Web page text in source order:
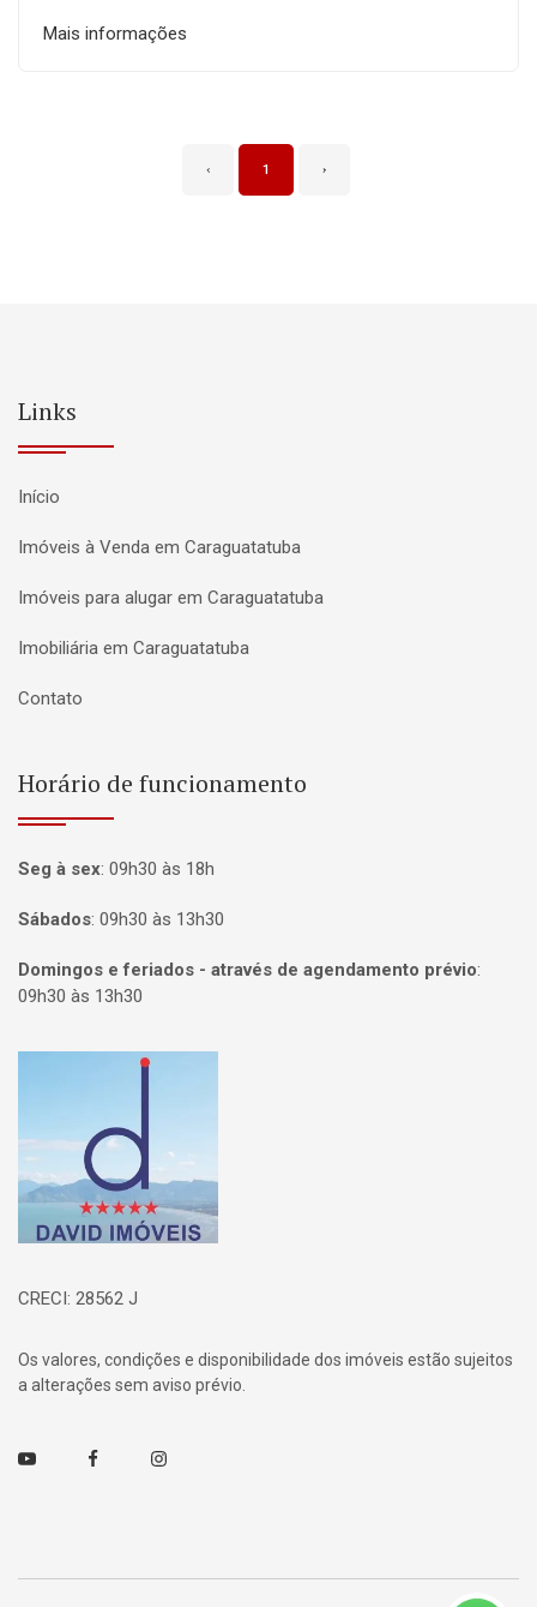
Mais informações
‹ 1 ›
Links
Início
Imóveis à Venda em Caraguatatuba
Imóveis para alugar em Caraguatatuba
Imobiliária em Caraguatatuba
Contato
Horário de funcionamento
Seg à sex: 09h30 às 18h
Sábados: 09h30 às 13h30
Domingos e feriados - através de agendamento prévio:
09h30 às 13h30
Página inicial
CRECI: 28562 J
Os valores, condições e disponibilidade dos imóveis estão sujeitos
a alterações sem aviso prévio.
Youtube FacebookInstagram